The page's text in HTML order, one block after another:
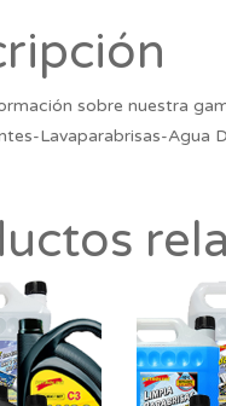
sobre nuestra
Lavaparabrisas-Agua